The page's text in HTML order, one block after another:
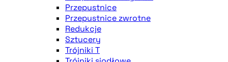
Przepustnice
Przepustnice zwrotne
Redukcje
Sztucery
Trójniki T